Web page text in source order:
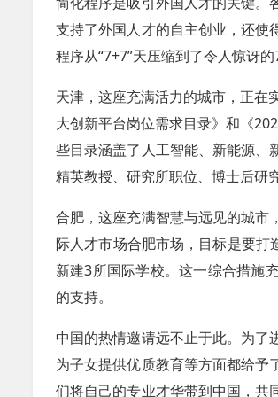
支持了外国人才的自主创业，还使
程序从“7+7”天压缩到了令人惊讶
天津，这座充满活力的城市，正在
大创新平台岗位需求目录》和《
些目录涵盖了人工智能、新能源、
精英教授、研究所职位、博士后研
合肥，这座充满智慧与远见的城市
际人才市场合肥市场，目标是要打
新建3所国际学校。这一综合措施
的支持。
中国的热情邀请远不止于此。为
为子女提供优质教育等方面都给
们将自己的专业才华带到中国，共